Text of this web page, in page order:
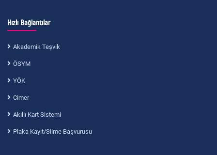
Hızlı Bağlantılar
Akademik Teşvik
ÖSYM
YÖK
Cimer
Akıllı Kart Sistemi
Plaka Kayıt/Silme Başvurusu